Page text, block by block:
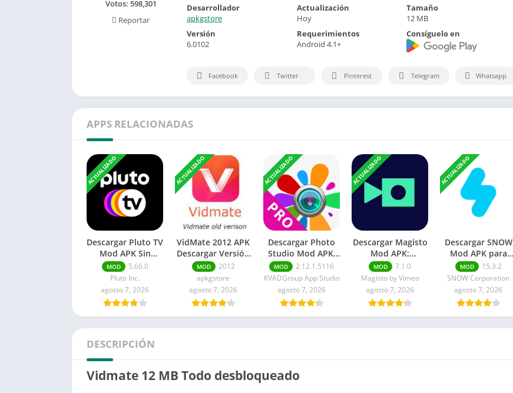
Votos: 598,301
Reportar
Desarrollador
apkgstore
Actualización
Hoy
Tamaño
12 MB
Versión
6.0102
Requerimientos
Android 4.1+
Consíguelo en
Facebook Twitter Pinterest Telegram Whatsapp
APPS RELACIONADAS
ACTUALIZADO
Descargar Pluto TV
Mod APK Sin
anuncios Para
Android TV
MOD
5.66.0
Pluto Inc.
agosto 7, 2026
ACTUALIZADO
VidMate 2012 APK
Descargar Versión
antigua APK
MOD
2012
apkgstore
agosto 7, 2026
ACTUALIZADO
Descargar Photo
Studio Mod APK:
Premium
dDesbloqueado
MOD
2.12.1.5116
KVADGroup App Studio
agosto 7, 2026
ACTUALIZADO
Descargar Magisto
Mod APK:
Premium
desbloqueado
MOD
7.1.0
Magisto by Vimeo
agosto 7, 2026
ACTUALIZADO
Descargar SNOW
Mod APK para
Android/iOS
MOD
15.3.2
SNOW Corporation
agosto 7, 2026
DESCRIPCIÓN
Vidmate 12 MB Todo desbloqueado